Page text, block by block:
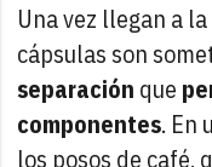
Una vez llegan a
cápsulas son
separación que
componentes. En
los posos de café,